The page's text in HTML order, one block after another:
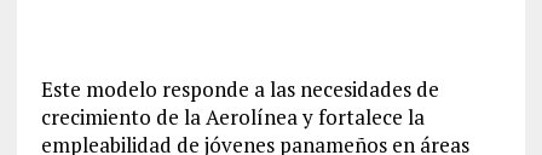
Este modelo responde a las necesidades de
crecimiento de la Aerolínea y fortalece la
empleabilidad de jóvenes panameños en áreas